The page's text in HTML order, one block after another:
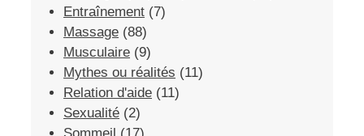
Entraînement (7)
Massage (88)
Musculaire (9)
Mythes ou réalités (11)
Relation d'aide (11)
Sexualité (2)
Sommeil (17)